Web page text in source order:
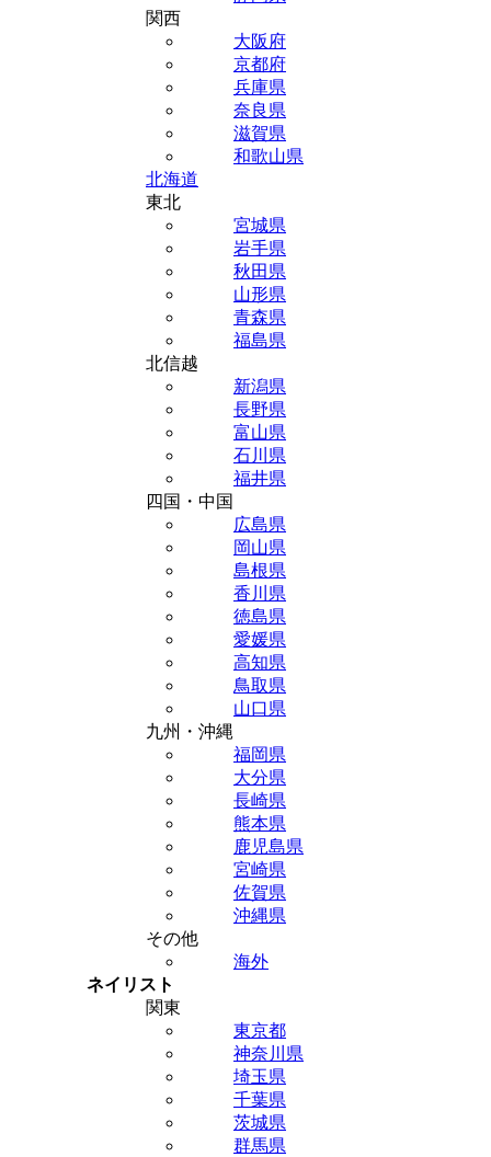
関西
大阪府
京都府
兵庫県
奈良県
滋賀県
和歌山県
北海道
東北
宮城県
岩手県
秋田県
山形県
青森県
福島県
北信越
新潟県
長野県
富山県
石川県
福井県
四国・中国
広島県
岡山県
島根県
香川県
徳島県
愛媛県
高知県
鳥取県
山口県
九州・沖縄
福岡県
大分県
長崎県
熊本県
鹿児島県
宮崎県
佐賀県
沖縄県
その他
海外
ネイリスト
関東
東京都
神奈川県
埼玉県
千葉県
茨城県
群馬県